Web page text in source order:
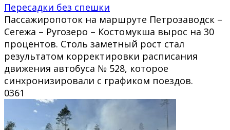
Пересадки без спешки
Пассажиропоток на маршруте Петрозаводск –
Сегежа – Ругозеро – Костомукша вырос на 30
процентов. Столь заметный рост стал
результатом корректировки расписания
движения автобуса № 528, которое
синхронизировали с графиком поездов.
0361